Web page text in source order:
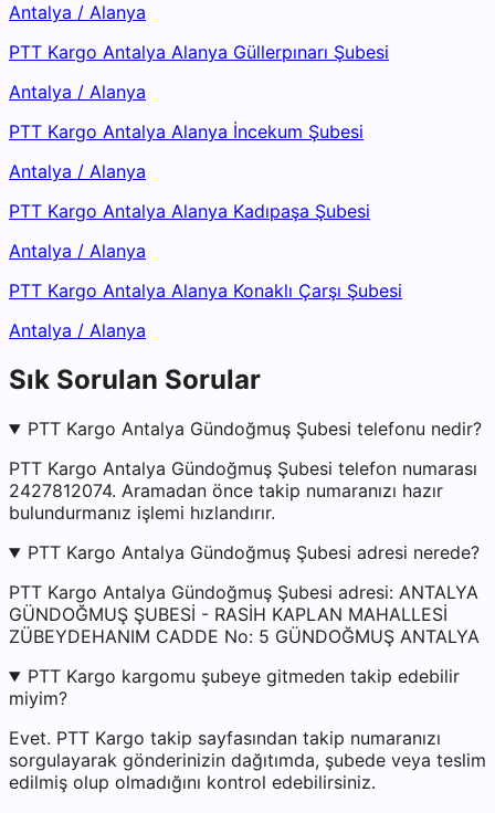
Antalya / Alanya
PTT Kargo Antalya Alanya Güllerpınarı Şubesi
Antalya / Alanya
PTT Kargo Antalya Alanya İncekum Şubesi
Antalya / Alanya
PTT Kargo Antalya Alanya Kadıpaşa Şubesi
Antalya / Alanya
PTT Kargo Antalya Alanya Konaklı Çarşı Şubesi
Antalya / Alanya
Sık Sorulan Sorular
PTT Kargo Antalya Gündoğmuş Şubesi telefonu nedir?
PTT Kargo Antalya Gündoğmuş Şubesi telefon numarası
2427812074. Aramadan önce takip numaranızı hazır
bulundurmanız işlemi hızlandırır.
PTT Kargo Antalya Gündoğmuş Şubesi adresi nerede?
PTT Kargo Antalya Gündoğmuş Şubesi adresi: ANTALYA
GÜNDOĞMUŞ ŞUBESİ - RASİH KAPLAN MAHALLESİ
ZÜBEYDEHANIM CADDE No: 5 GÜNDOĞMUŞ ANTALYA
PTT Kargo kargomu şubeye gitmeden takip edebilir
miyim?
Evet. PTT Kargo takip sayfasından takip numaranızı
sorgulayarak gönderinizin dağıtımda, şubede veya teslim
edilmiş olup olmadığını kontrol edebilirsiniz.